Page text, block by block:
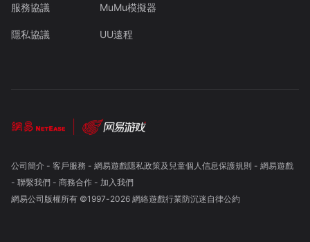
服務協議
隱私協議
MuMu模擬器
UU遠程
公司簡介- 客戶服務 - 網易遊戲隱私政策及兒童個人信息保護規則 - 網易遊戲
- 聯繫我們- 商務合作- 加入我們
網易公司版權所有 ©1997-2026 網絡遊戲行業防沉迷自律公約